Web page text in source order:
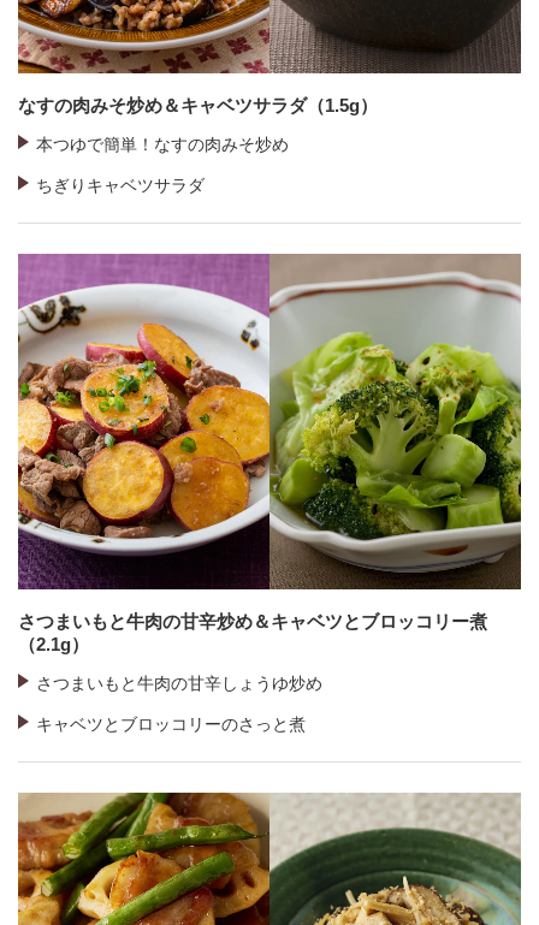
なすの肉みそ炒め＆キャベツサラダ（1.5g）
本つゆで簡単！なすの肉みそ炒め
ちぎりキャベツサラダ
さつまいもと牛肉の甘辛炒め＆キャベツとブロッコリー煮
（2.1g）
さつまいもと牛肉の甘辛しょうゆ炒め
キャベツとブロッコリーのさっと煮